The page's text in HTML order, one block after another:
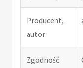
Producent,
autor
Zgodność